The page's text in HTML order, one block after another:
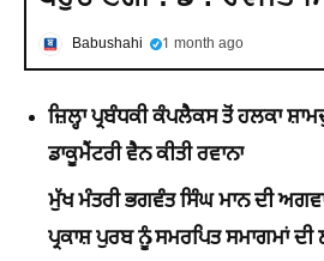
Babushahi 1 month ago
ਜ਼ਿਲ੍ਹਾ ਪ੍ਰਬੰਧਕੀ ਕੰਪਲੈਕਸ ਤੋਂ ਹਲਕਾ
ਡਾਕੂਮੈਂਟਰੀ ਵੈਨ ਕੀਤੀ ਰਵਾਨਾ
ਮੁੱਖ ਮੰਤਰੀ ਭਗਵੰਤ ਸਿੰਘ ਮਾਨ ਦੀ
ਪ੍ਰਕਾਸ਼ ਪੁਰਬ ਨੂੰ ਸਮਰਪਿਤ ਸਮਾਗਮਾਂ